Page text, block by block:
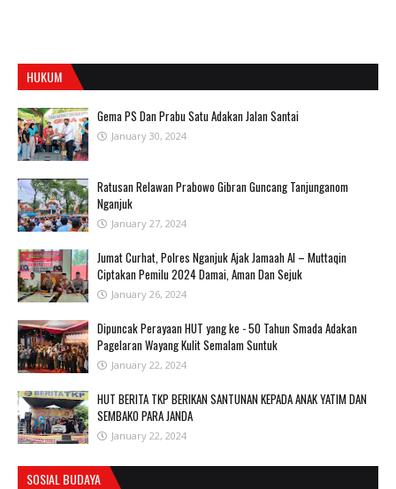
HUKUM
Gema PS Dan Prabu Satu Adakan Jalan Santai
January 30, 2024
Ratusan Relawan Prabowo Gibran Guncang Tanjunganom
Nganjuk
January 27, 2024
Jumat Curhat, Polres Nganjuk Ajak Jamaah Al – Muttaqin
Ciptakan Pemilu 2024 Damai, Aman Dan Sejuk
January 26, 2024
Dipuncak Perayaan HUT yang ke - 50 Tahun Smada Adakan
Pagelaran Wayang Kulit Semalam Suntuk
January 22, 2024
HUT BERITA TKP BERIKAN SANTUNAN KEPADA ANAK YATIM DAN
SEMBAKO PARA JANDA
January 22, 2024
SOSIAL BUDAYA